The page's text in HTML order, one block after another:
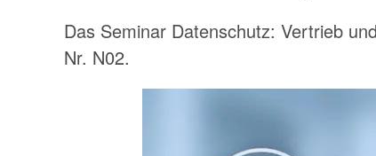
Das Seminar Datenschutz: Vertrieb
Nr. N02.